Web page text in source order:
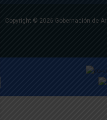
Copyright © 2026 Gobernación de